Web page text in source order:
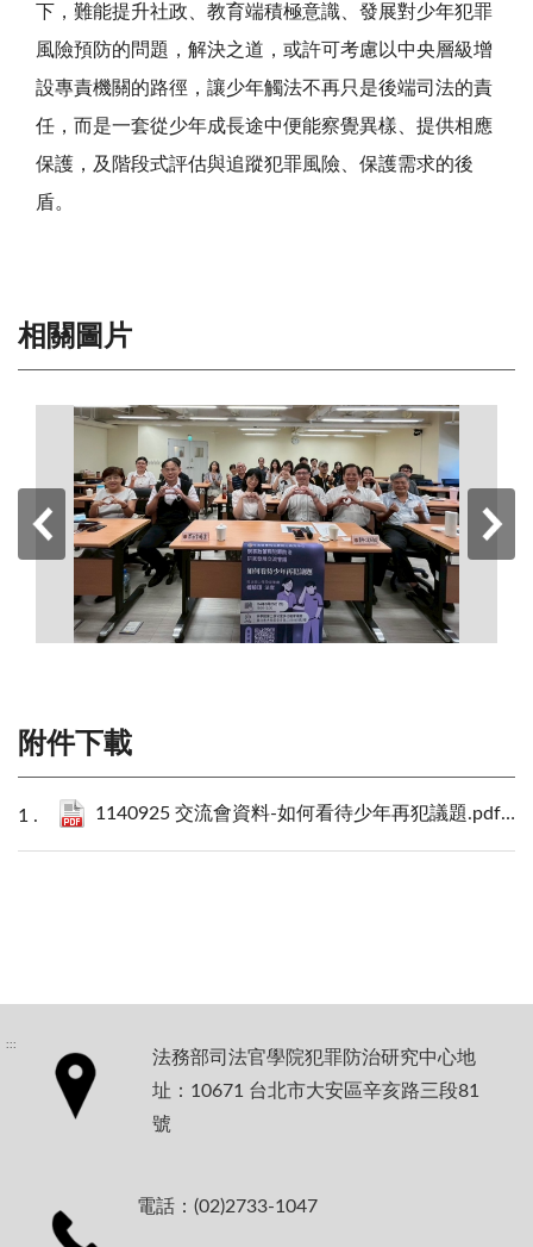
下，難能提升社政、教育端積極意識、發展對少年犯罪
風險預防的問題，解決之道，或許可考慮以中央層級增
設專責機關的路徑，讓少年觸法不再只是後端司法的責
任，而是一套從少年成長途中便能察覺異樣、提供相應
保護，及階段式評估與追蹤犯罪風險、保護需求的後
盾。
相關圖片
附件下載
1140925 交流會資料-如何看待少年再犯議題.pdf
:::
法務部司法官學院犯罪防治研究中心地
址：10671 台北市大安區辛亥路三段81
號
電話：(02)2733-1047